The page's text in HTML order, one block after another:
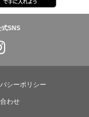
式SNS
シーポリシー
わせ